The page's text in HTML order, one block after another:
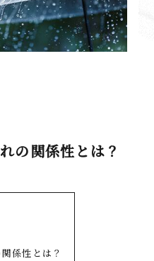
の関係性とは？
係性とは？